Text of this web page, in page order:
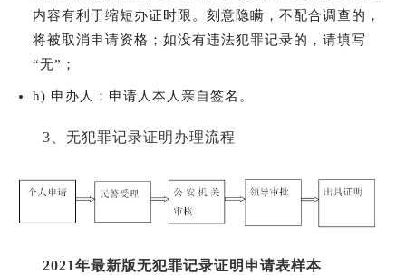
内容有利于缩短办证时限。刻意隐瞒，不配合调查的，
将被取消申请资格；如没有违法犯罪记录的，请填写
“无”；
h) 申办人：申请人本人亲自签名。
3、无犯罪记录证明办理流程
2021年最新版无犯罪记录证明申请表样本